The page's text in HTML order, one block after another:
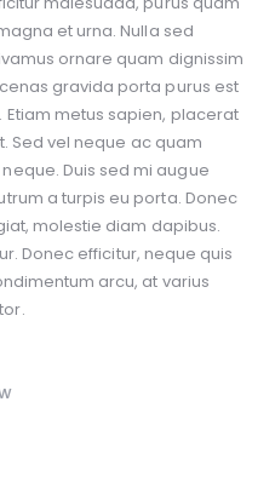
et urna. Nulla sed
ornare quam dignissim
gravida porta purus est
Etiam metus sapien, placerat
Sed vel neque ac quam
Duis sed mi augue
a turpis eu porta. Donec
molestie diam dapibus.
Donec efficitur, neque quis
arcu, at varius